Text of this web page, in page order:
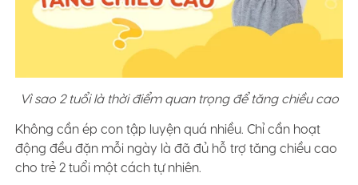
Vì sao 2 tuổi là thời điểm quan trọng để tăng chiều cao
Không cần ép con tập luyện quá nhiều. Chỉ cần hoạt
động đều đặn mỗi ngày là đã đủ hỗ trợ tăng chiều cao
cho trẻ 2 tuổi một cách tự nhiên.